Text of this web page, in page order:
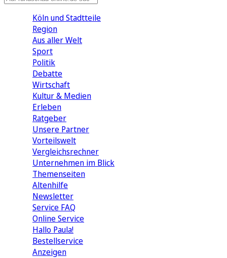
Köln und Stadtteile
Region
Aus aller Welt
Sport
Politik
Debatte
Wirtschaft
Kultur & Medien
Erleben
Ratgeber
Unsere Partner
Vorteilswelt
Vergleichsrechner
Unternehmen im Blick
Themenseiten
Altenhilfe
Newsletter
Service FAQ
Online Service
Hallo Paula!
Bestellservice
Anzeigen